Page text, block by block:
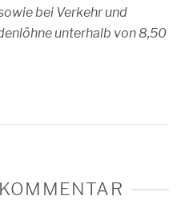
bei Verkehr und
unterhalb von 8,50